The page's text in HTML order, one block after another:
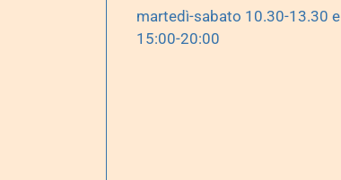
martedì-sabato 10.30-13.30 e
15:00-20:00